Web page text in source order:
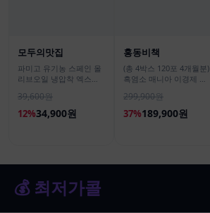
모두의맛집
파미고 유기농 스페인 올
리브오일 냉압착 엑스트
500ml, 2개
39,600원
12%34,900원
홍동비책
(총 4박스 120포 4개월분)
흑염소 매니아 이경제 흑
국내산 이경재 30포
15ml, 4개
299,900원
37%189,900원
💰 최저가콜